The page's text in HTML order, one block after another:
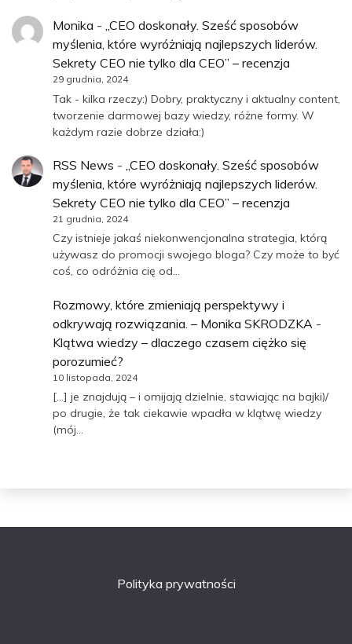
Monika - „CEO doskonały. Sześć sposobów
myślenia, które wyróżniają najlepszych liderów.
Sekrety CEO nie tylko dla CEO” – recenzja
29 grudnia, 2024
Tak - kilka rzeczy:) Dobry, praktyczny i aktualny content,
tworzenie darmowej bazy wiedzy, różne formy. W
każdym razie dobrze działa:)
RSS News - „CEO doskonały. Sześć sposobów
myślenia, które wyróżniają najlepszych liderów.
Sekrety CEO nie tylko dla CEO” – recenzja
21 grudnia, 2024
Czy istnieje jakaś niekonwencjonalna strategia, którą
używasz do promocji swojego bloga? Czy może to być
coś, co odróżnia cię od…
Rozmowy, które zmieniają perspektywy i
odkrywają rozwiązania. – Monika SKRODZKA -
Klątwa wiedzy – dlaczego czasem ciężko się
porozumieć?
10 listopada, 2024
[…] je znajdują – i omijają dzielnie, stawiając na bajki)/
po drugie, że tak ciekawie wpadła w klątwę wiedzy
(mój…
Polityka prywatności